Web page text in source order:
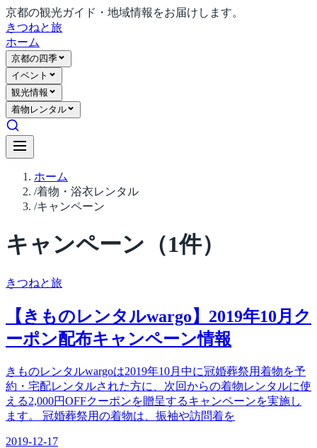
京都の観光ガイド・地域情報をお届けします。
きつねと旅
ホーム
京都の四季
イベント
観光情報
着物レンタル
ホーム
/着物・浴衣レンタル
/キャンペーン
キャンペーン （1件）
きつねと旅
【きものレンタルwargo】2019年10月ク
ーポン配布キャンペーン情報
きものレンタルwargoは2019年10月中に冠婚葬祭用着物を予
約・宅配レンタルされた方に、次回からの着物レンタルに使
える2,000円OFFクーポンを贈呈するキャンペーンを実施し
ます。 冠婚葬祭用の着物は、振袖や訪問着を
2019-12-17